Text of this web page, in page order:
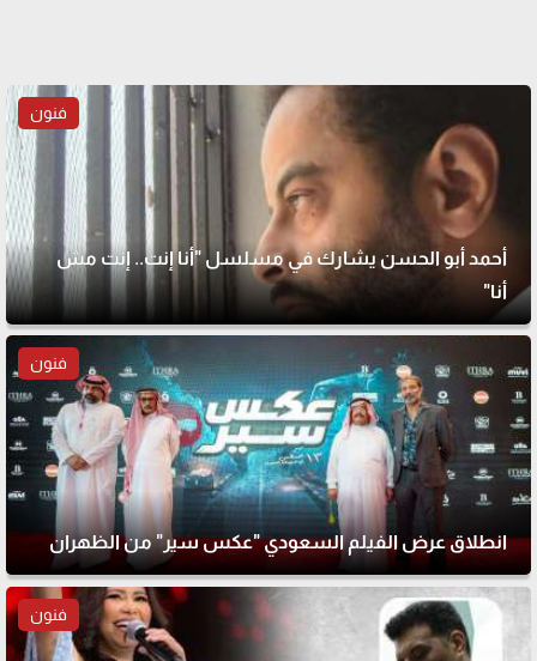
فنون
أحمد أبو الحسن يشارك في مسلسل "أنا إنت.. إنت مش
أنا"
فنون
انطلاق عرض الفيلم السعودي "عكس سير" من الظهران
فنون